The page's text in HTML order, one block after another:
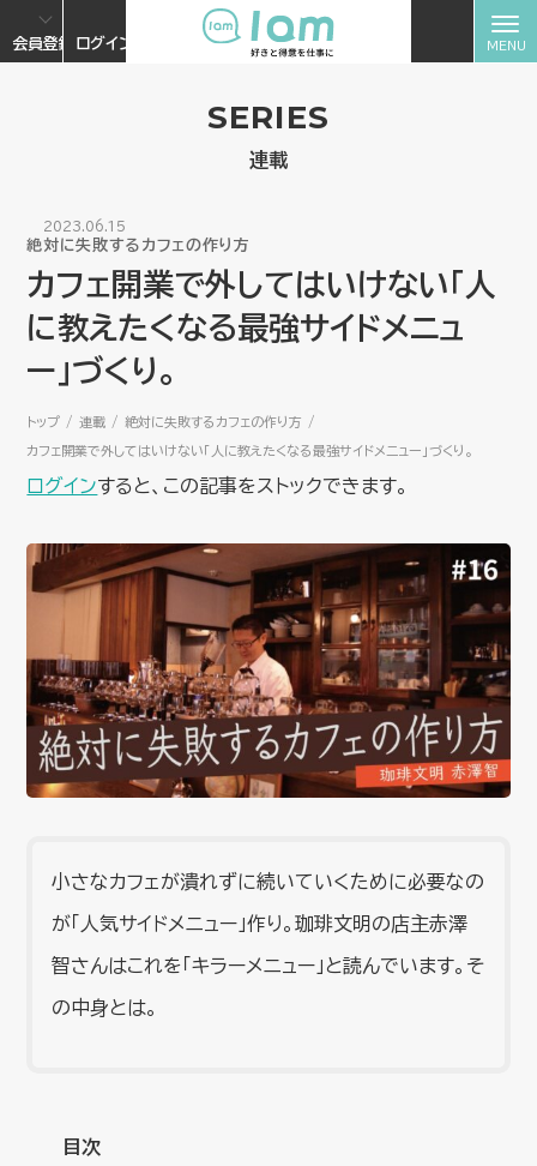
会員登録 ログイン
SERIES
連載
2023.06.15
絶対に失敗するカフェの作り方
カフェ開業で外してはいけない「人
に教えたくなる最強サイドメニュ
ー」づくり。
トップ 連載 絶対に失敗するカフェの作り方
カフェ開業で外してはいけない「人に教えたくなる最強サイドメニュー」づくり。
ログインすると、この記事をストックできます。
小さなカフェが潰れずに続いていくために必要なの
が「人気サイドメニュー」作り。珈琲文明の店主赤澤
智さんはこれを「キラーメニュー」と読んでいます。そ
の中身とは。
目次